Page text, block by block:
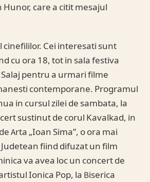
care a citit mesajul
cinefililor. Cei interesati sunt
cu ora 18, tot in sala festiva
Salaj pentru a urmari filme
contemporane. Programul
in cursul zilei de sambata, la
sustinut de corul Kavalkad, in
Arta „Ioan Sima”, o ora mai
fiind difuzat un film
va avea loc un concert de
Ionica Pop, la Biserica